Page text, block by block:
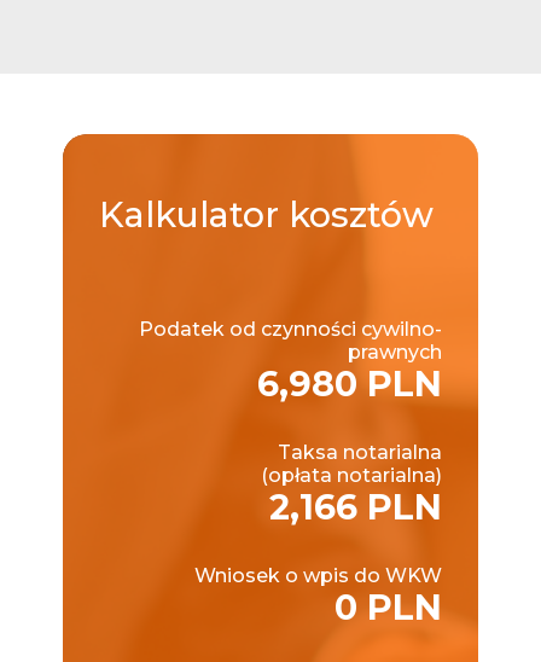
Kalkulator kosztów
Podatek od czynności cywilno-
prawnych
6,980 PLN
Taksa notarialna
(opłata notarialna)
2,166 PLN
Wniosek o wpis do WKW
0 PLN